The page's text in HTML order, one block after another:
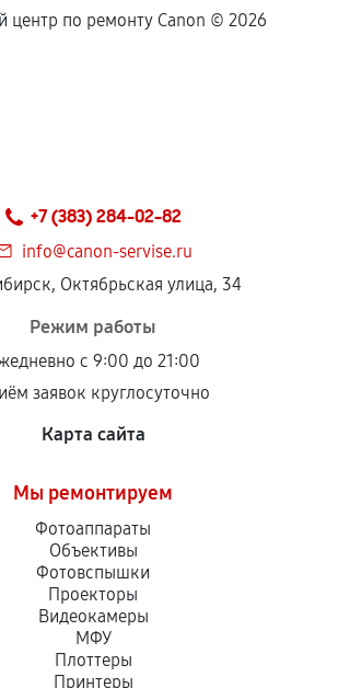
центр по ремонту Canon © 2026
+7 (383) 284-02-82
info@canon-servise.ru
Октябрьская улица, 34
Режим работы
с 9:00 до 21:00
заявок круглосуточно
Карта сайта
Мы ремонтируем
Фотоаппараты
Объективы
Фотовспышки
Проекторы
Видеокамеры
МФУ
Плоттеры
Принтеры